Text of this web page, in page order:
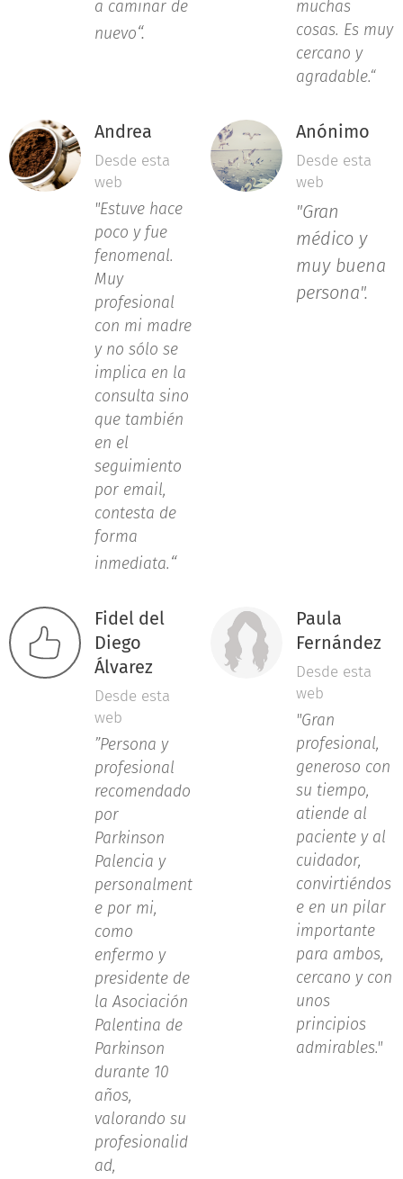
a caminar de
nuevo“.
muchas
cosas. Es muy
cercano y
agradable.“
Andrea
Desde esta
web
"Estuve hace
poco y fue
fenomenal.
Muy
profesional
con mi madre
y no sólo se
implica en la
consulta sino
que también
en el
seguimiento
por email,
contesta de
forma
inmediata.“
Anónimo
Desde esta
web
"Gran
médico y
muy buena
persona".
Fidel del
Diego
Álvarez
Desde esta
web
”Persona y
profesional
recomendado
por
Parkinson
Palencia y
personalment
e por mi,
como
enfermo y
presidente de
la Asociación
Palentina de
Parkinson
durante 10
años,
valorando su
profesionalid
ad,
Paula
Fernández
Desde esta
web
"Gran
profesional,
generoso con
su tiempo,
atiende al
paciente y al
cuidador,
convirtiéndos
e en un pilar
importante
para ambos,
cercano y con
unos
principios
admirables."